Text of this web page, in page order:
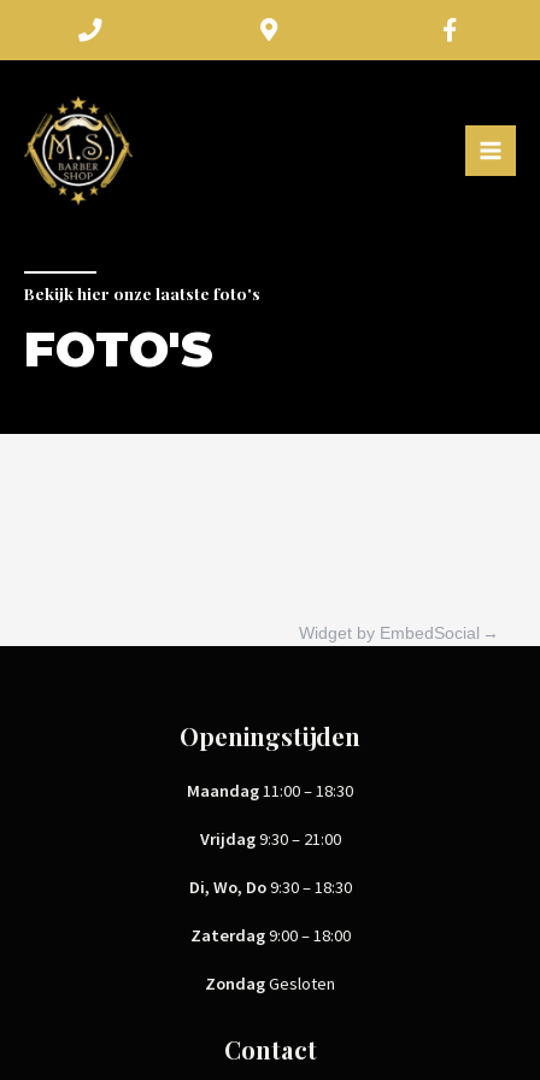
Bekijk hier onze laatste foto's
FOTO'S
Widget by EmbedSocial →
Openingstijden
Maandag11:00 – 18:30
Vrijdag9:30 – 21:00
Di, Wo, Do9:30 – 18:30
Zaterdag9:00 – 18:00
ZondagGesloten
Contact